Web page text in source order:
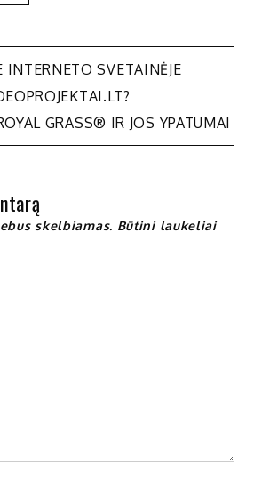
INTERNETO SVETAINĖJE
GRASS® IR JOS YPATUMAI
skelbiamas. Būtini laukeliai